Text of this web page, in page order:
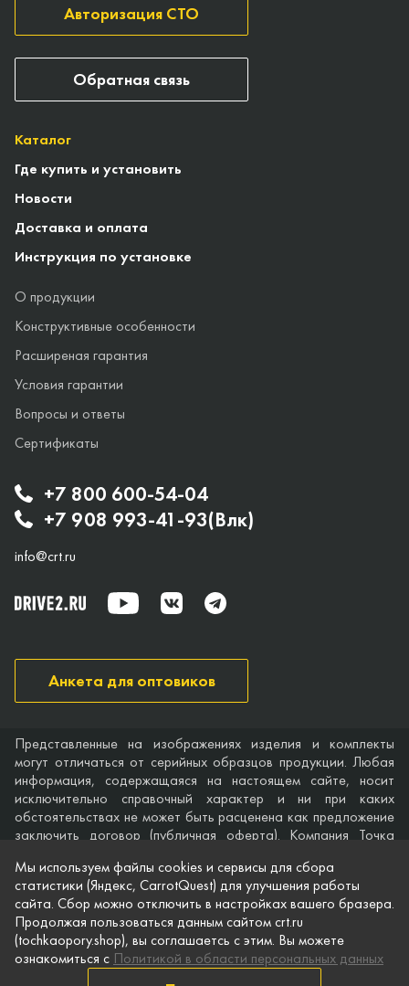
+7 800 600-54-04
+7 908 993-41-93(Влк)
info@crt.ru
Каталог
Где купить и установить
Новости
Доставка и оплата
Инструкция по установке
О продукции
Конструктивные особенности
Расширеная гарантия
Условия гарантии
Вопросы и ответы
Сертификаты
Авторизация СТО
Анкета для оптовиков
Обратная связь
Представленные на изображениях изделия и комплекты
могут отличаться от серийных образцов продукции. Любая
информация, содержащаяся на настоящем сайте, носит
исключительно справочный характер и ни при каких
обстоятельствах не может быть расценена как предложение
заключить договор (публичная оферта). Компания Точка
точности и полноты информации на веб-сайте, а также по
поводу беспрепятственного доступа к нему в любое время.
Технические характеристики и комплектация изделий,
указанные на сайте, приведены для примера и могут быть
изменены в любое время без предварительного уведомления.
Мы используем файлы cookies и сервисы для сбора
статистики (Яндекс, CarrotQuest) для улучшения работы
сайта. Сбор можно отключить в настройках вашего бразера.
Продолжая пользоваться данным сайтом crt.ru
(tochkaopory.shop), вы соглашаетсь с этим. Вы можете
ознакомиться с Политикой в области персональных данных